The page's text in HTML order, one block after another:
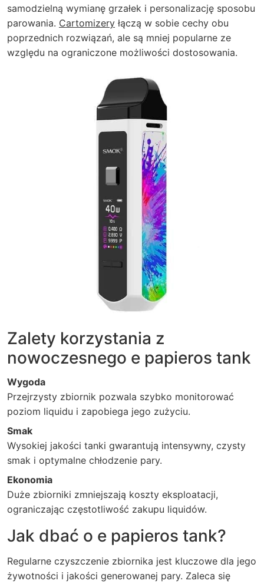
samodzielną wymianę grzałek i personalizację sposobu
parowania. Cartomizery łączą w sobie cechy obu
poprzednich rozwiązań, ale są mniej popularne ze
względu na ograniczone możliwości dostosowania.
Zalety korzystania z
nowoczesnego e papieros tank
Wygoda
Przejrzysty zbiornik pozwala szybko monitorować
poziom liquidu i zapobiega jego zużyciu.
Smak
Wysokiej jakości tanki gwarantują intensywny, czysty
smak i optymalne chłodzenie pary.
Ekonomia
Duże zbiorniki zmniejszają koszty eksploatacji,
ograniczając częstotliwość zakupu liquidów.
Jak dbać o e papieros tank?
Regularne czyszczenie zbiornika jest kluczowe dla jego
żywotności i jakości generowanej pary. Zaleca się